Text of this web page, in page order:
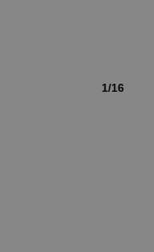
1/16